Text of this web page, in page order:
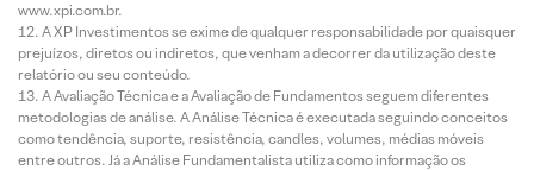
www.xpi.com.br.
A XP Investimentos se exime de qualquer responsabilidade por quaisquer
prejuízos, diretos ou indiretos, que venham a decorrer da utilização deste
relatório ou seu conteúdo.
A Avaliação Técnica e a Avaliação de Fundamentos seguem diferentes
metodologias de análise. A Análise Técnica é executada seguindo conceitos
como tendência, suporte, resistência, candles, volumes, médias móveis
entre outros. Já a Análise Fundamentalista utiliza como informação os